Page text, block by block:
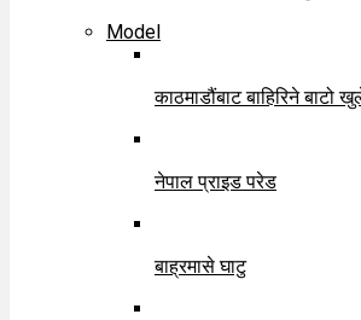
Model
काठमाडौंबाट बाहिरिने बाटो
नेपाल प्राइड परेड
बाह्रमासे घाटु